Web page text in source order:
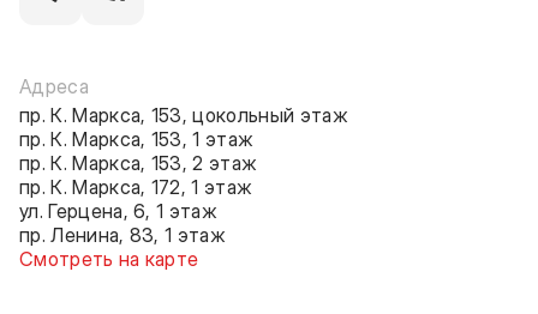
Адреса
пр. К. Маркса, 153, цокольный этаж
пр. К. Маркса, 153, 1 этаж
пр. К. Маркса, 153, 2 этаж
пр. К. Маркса, 172, 1 этаж
ул. Герцена, 6, 1 этаж
пр. Ленина, 83, 1 этаж
Смотреть на карте